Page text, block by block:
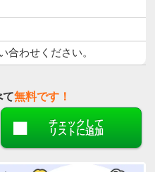
合わせください。
て無料です！
チェックして
リストに追加